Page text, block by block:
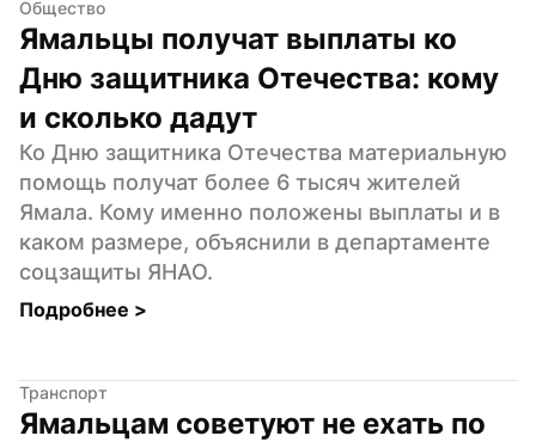
Общество
Ямальцы получат выплаты ко
Дню защитника Отечества: кому
и сколько дадут
Ко Дню защитника Отечества материальную
помощь получат более 6 тысяч жителей
Ямала. Кому именно положены выплаты и в
каком размере, объяснили в департаменте
соцзащиты ЯНАО.
Подробнее >
Транспорт
Ямальцам советуют не ехать по